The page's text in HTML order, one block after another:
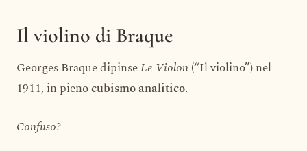
Il violino di Braque
Georges Braque dipinseLe Violon(“Il violino”) nel
1911, in pienocubismo analitico.
Confuso?